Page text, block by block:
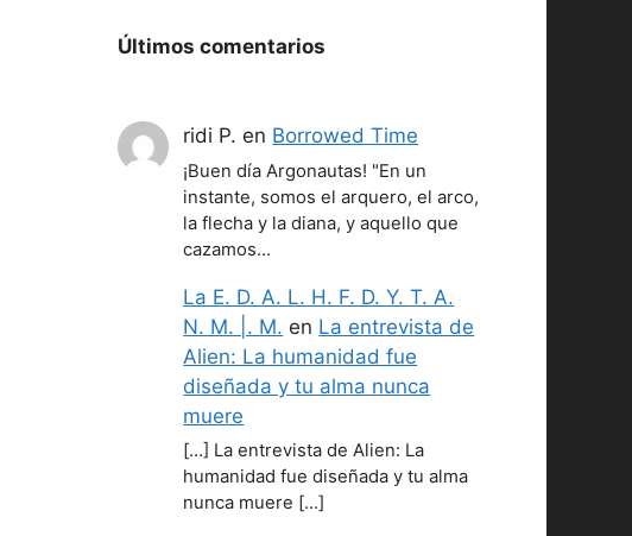
Últimos comentarios
ridi P. en Borrowed Time
¡Buen día Argonautas! "En un
instante, somos el arquero, el arco,
la flecha y la diana, y aquello que
cazamos…
La E. D. A. L. H. F. D. Y. T. A.
N. M. |. M. en La entrevista de
Alien: La humanidad fue
diseñada y tu alma nunca
muere
[…] La entrevista de Alien: La
humanidad fue diseñada y tu alma
nunca muere […]